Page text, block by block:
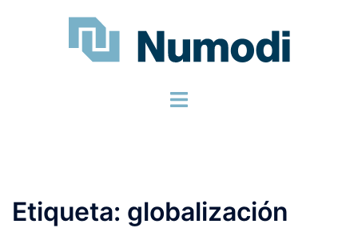
Etiqueta: globalización